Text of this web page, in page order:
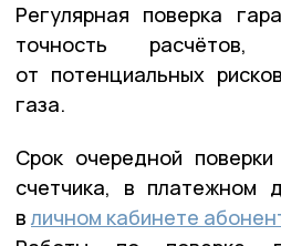
Регулярная поверка
точность
от потенциальных
газа.
Срок очередной
счетчика, в платежном
в личном кабинете